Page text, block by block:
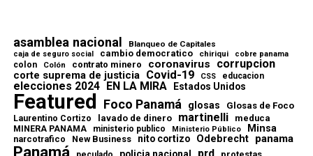
asamblea nacional Blanqueo de Capitales
caja de seguro social cambio democratico chiriqui cobre panama
colon Colón contrato minero coronavirus corrupcion
corte suprema de justicia Covid-19 CSS educacion
elecciones 2024 EN LA MIRA Estados Unidos
Featured Foco Panamá glosas Glosas de Foco
Laurentino Cortizo lavado de dinero martinelli meduca
MINERA PANAMA ministerio publico Ministerio Público Minsa
narcotrafico New Business nito cortizo Odebrecht panama
Panamá